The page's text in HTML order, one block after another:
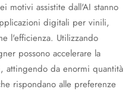
motivi assistite dall'AI stanno
digitali per vinili,
l'efficienza. Utilizzando
possono accelerare la
attingendo da enormi quantità
rispondano alle preferenze